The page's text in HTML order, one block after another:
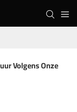
Volgens Onze